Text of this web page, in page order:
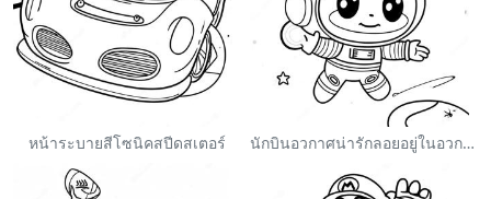
หน้าระบายสีโซนิคสปีดสเตอร์ นักบินอวกาศน่ารักลอยอยู่ในอวกาศ ระบายสี